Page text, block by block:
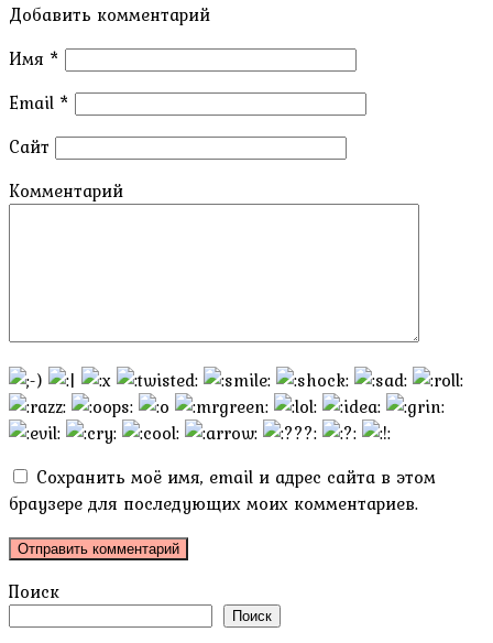
Добавить комментарий
Имя *
Email *
Сайт
Комментарий
Сохранить моё имя, email и адрес сайта в этом
браузере для последующих моих комментариев.
Поиск
Поиск